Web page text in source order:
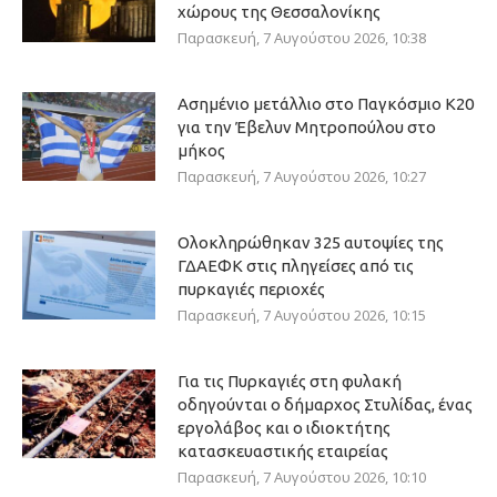
χώρους της Θεσσαλονίκης
Παρασκευή, 7 Αυγούστου 2026, 10:38
Ασημένιο μετάλλιο στο Παγκόσμιο Κ20
για την Έβελυν Μητροπούλου στο
μήκος
Παρασκευή, 7 Αυγούστου 2026, 10:27
Ολοκληρώθηκαν 325 αυτοψίες της
ΓΔΑΕΦΚ στις πληγείσες από τις
πυρκαγιές περιοχές
Παρασκευή, 7 Αυγούστου 2026, 10:15
Για τις Πυρκαγιές στη φυλακή
οδηγούνται ο δήμαρχος Στυλίδας, ένας
εργολάβος και ο ιδιοκτήτης
κατασκευαστικής εταιρείας
Παρασκευή, 7 Αυγούστου 2026, 10:10